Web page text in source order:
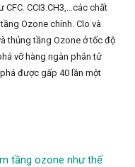
CCI3.CH3,…các chất
Ozone chính. Clo và
thủng tầng Ozone ở tốc độ
vỡ hàng ngàn phân tử
được gấp 40 lần một
tầng ozone như thế